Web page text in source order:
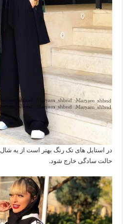
در استایل های تک رنگ بهتر است از یه شال
حالت سادگی خارج شود.